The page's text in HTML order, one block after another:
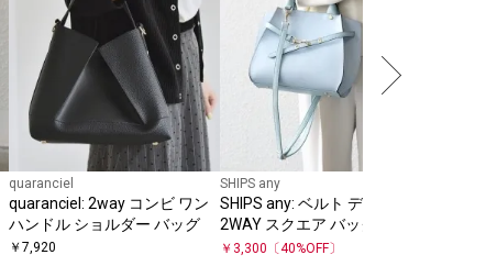
quaranciel
quaranciel: 2way コンビ ワン
ハンドル ショルダー バッグ
￥ 7,920
SHIPS any
SHIPS any: ベルト デザイン
2WAY スクエア バッグ
￥ 3,300 〔40%OFF〕